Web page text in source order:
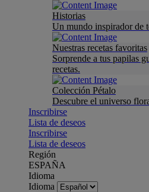
Historias
Un mundo inspirador de
Nuestras recetas favoritas
Sorprende a tus papilas
recetas.
Colección Pétalo
Descubre el universo
Inscribirse
Lista de deseos
Inscribirse
Lista de deseos
Región
ESPAÑA
Idioma
Idioma